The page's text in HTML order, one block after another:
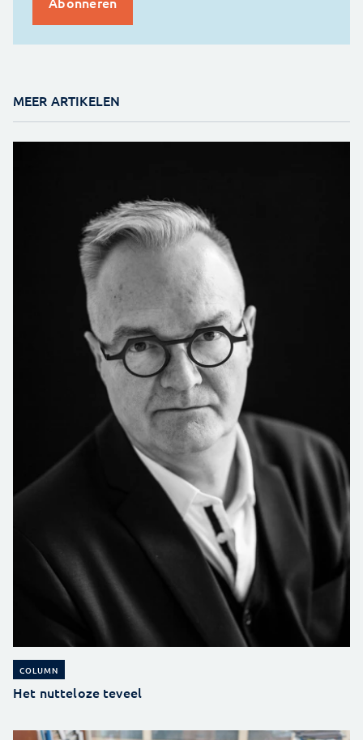
MEER ARTIKELEN
COLUMN
Het nutteloze teveel